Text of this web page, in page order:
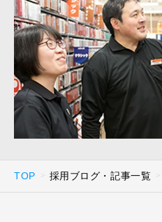
TOP 採用ブログ・記事一覧